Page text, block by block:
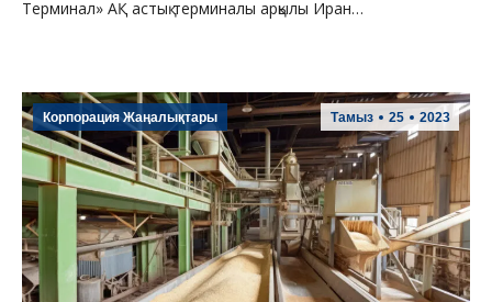
Терминал» АҚ астық терминалы арқылы Иран…
Тамыз 25 2023
Корпорация Жаңалықтары